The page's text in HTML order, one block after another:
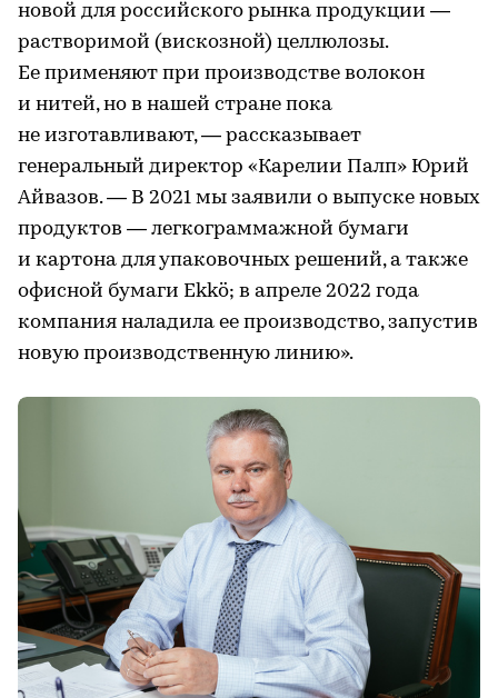
новой для российского рынка продукции —
растворимой (вискозной) целлюлозы.
Ее применяют при производстве волокон
и нитей, но в нашей стране пока
не изготавливают, — рассказывает
генеральный директор «Карелии Палп» Юрий
Айвазов. — В 2021 мы заявили о выпуске новых
продуктов — легкограммажной бумаги
и картона для упаковочных решений, а также
офисной бумаги Ekkö; в апреле 2022 года
компания наладила ее производство, запустив
новую производственную линию».